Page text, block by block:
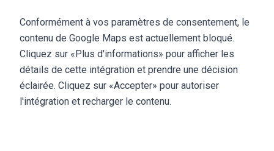
Conformément à vos paramètres de consentement, le
contenu de Google Maps est actuellement bloqué.
Cliquez sur «Plus d'informations» pour afficher les
détails de cette intégration et prendre une décision
éclairée. Cliquez sur «Accepter» pour autoriser
l'intégration et recharger le contenu.